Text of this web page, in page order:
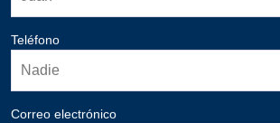
Teléfono
Correo electrónico